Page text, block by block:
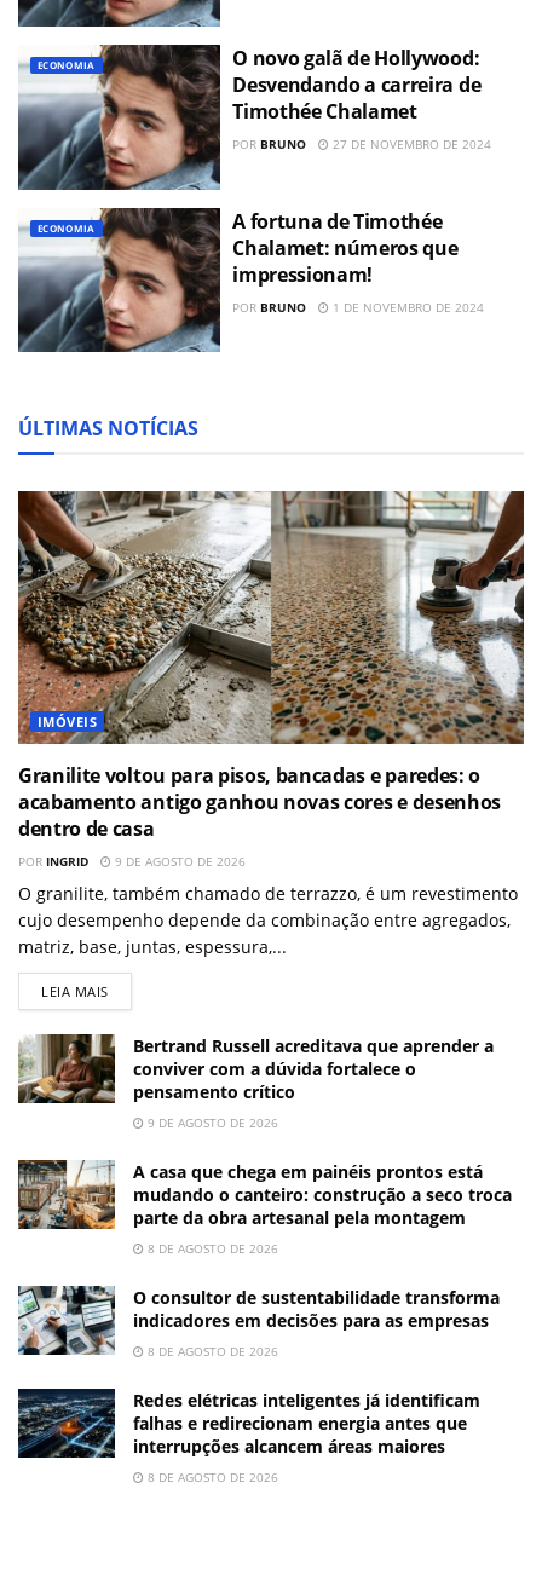
ECONOMIA
O novo galã de Hollywood:
Desvendando a carreira de
Timothée Chalamet
POR BRUNO 27 DE NOVEMBRO DE 2024
ECONOMIA
A fortuna de Timothée
Chalamet: números que
impressionam!
POR BRUNO 1 DE NOVEMBRO DE 2024
ÚLTIMAS NOTÍCIAS
IMÓVEIS
Granilite voltou para pisos, bancadas e paredes: o
acabamento antigo ganhou novas cores e desenhos
dentro de casa
POR INGRID 9 DE AGOSTO DE 2026
O granilite, também chamado de terrazzo, é um revestimento
cujo desempenho depende da combinação entre agregados,
matriz, base, juntas, espessura,...
LEIA MAIS
Bertrand Russell acreditava que aprender a
conviver com a dúvida fortalece o
pensamento crítico
9 DE AGOSTO DE 2026
A casa que chega em painéis prontos está
mudando o canteiro: construção a seco troca
parte da obra artesanal pela montagem
8 DE AGOSTO DE 2026
O consultor de sustentabilidade transforma
indicadores em decisões para as empresas
8 DE AGOSTO DE 2026
Redes elétricas inteligentes já identificam
falhas e redirecionam energia antes que
interrupções alcancem áreas maiores
8 DE AGOSTO DE 2026